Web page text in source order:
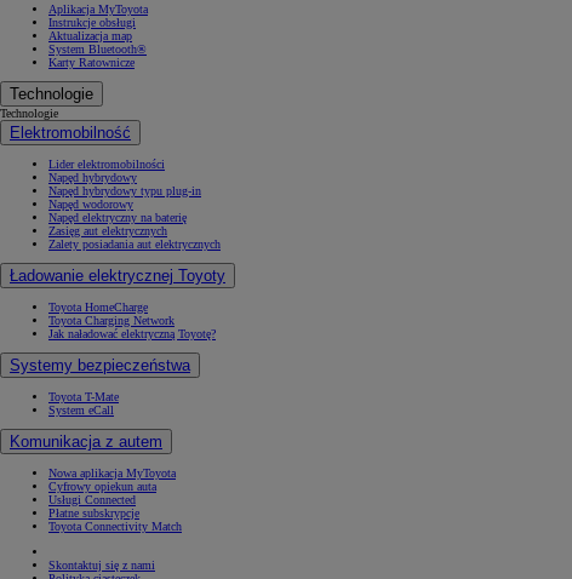
Aplikacja MyToyota
Instrukcje obsługi
Aktualizacja map
System Bluetooth®
Karty Ratownicze
Technologie
Technologie
Elektromobilność
Lider elektromobilności
Napęd hybrydowy
Napęd hybrydowy typu plug-in
Napęd wodorowy
Napęd elektryczny na baterię
Zasięg aut elektrycznych
Zalety posiadania aut elektrycznych
Ładowanie elektrycznej Toyoty
Toyota HomeCharge
Toyota Charging Network
Jak naładować elektryczną Toyotę?
Systemy bezpieczeństwa
Toyota T-Mate
System eCall
Komunikacja z autem
Nowa aplikacja MyToyota
Cyfrowy opiekun auta
Usługi Connected
Płatne subskrypcje
Toyota Connectivity Match
Skontaktuj się z nami